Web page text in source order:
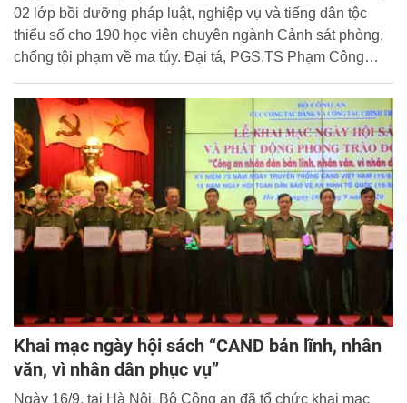
02 lớp bồi dưỡng pháp luật, nghiệp vụ và tiếng dân tộc
thiểu số cho 190 học viên chuyên ngành Cảnh sát phòng,
chống tội phạm về ma túy. Đại tá, PGS.TS Phạm Công
Khai mạc ngày hội sách “CAND bản lĩnh, nhân
văn, vì nhân dân phục vụ”
Ngày 16/9, tại Hà Nội, Bộ Công an đã tổ chức khai mạc